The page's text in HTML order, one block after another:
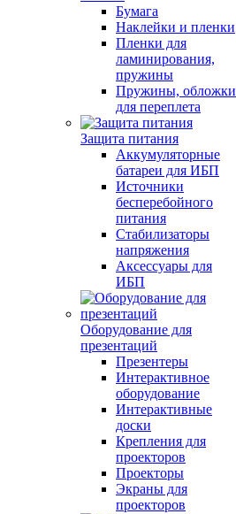
Бумага
Наклейки и пленки
Пленки для
ламинирования,
пружины
Пружины, обложки
для переплета
Защита питания
Аккумуляторные
батареи для ИБП
Источники
бесперебойного
питания
Стабилизаторы
напряжения
Аксессуары для
ИБП
Оборудование для
презентаций
Презентеры
Интерактивное
оборудование
Интерактивные
доски
Крепления для
проекторов
Проекторы
Экраны для
проекторов